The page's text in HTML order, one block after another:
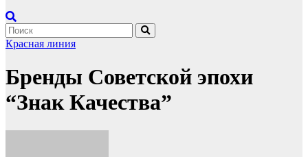
Красная линия
Бренды Советской эпохи
“Знак Качества”